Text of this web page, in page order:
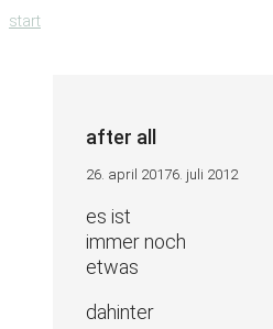
zum
start
after all
26. april 20176. juli 2012
es ist
immer noch
etwas
dahinter